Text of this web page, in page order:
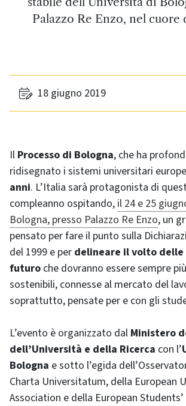
Palazzo Re Enzo, nel cuore
18 giugno 2019
Il Processo di Bologna, che ha
ridisegnato i sistemi universitari
anni. L’Italia sarà protagonista di
compleanno ospitando, il 24 e 25
Bologna, presso Palazzo Re Enzo, un
pensato per fare il punto sulla
del 1999 e per delineare il volto
futuro che dovranno essere sempre
sostenibili, connesse al mercato del
soprattutto, pensate per e con gli
L’evento è organizzato dal Ministero
dell’Università e della Ricerca con l’
Bologna e sotto l’egida
Charta Universitatum, della European
Association e della European